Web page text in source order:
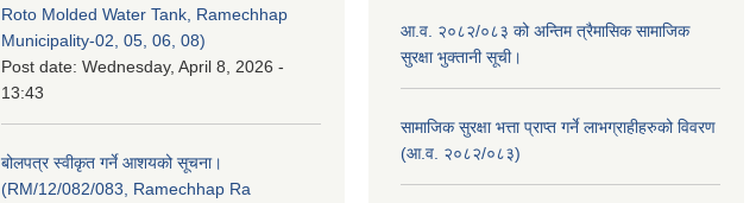
Roto Molded Water Tank, Ramechhap
Municipality-02, 05, 06, 08)
Post date: Wednesday, April 8, 2026 -
13:43
बोलपत्र स्वीकृत गर्ने आशयको सूचना।
(RM/12/082/083, Ramechhap Ra
आ.व. २०८२/०८३ को अन्तिम त्रैमासिक सामाजिक
सुरक्षा भुक्तानी सूची।
सामाजिक सुरक्षा भत्ता प्राप्त गर्ने लाभग्राहीहरुको विवरण
(आ.व. २०८२/०८३)